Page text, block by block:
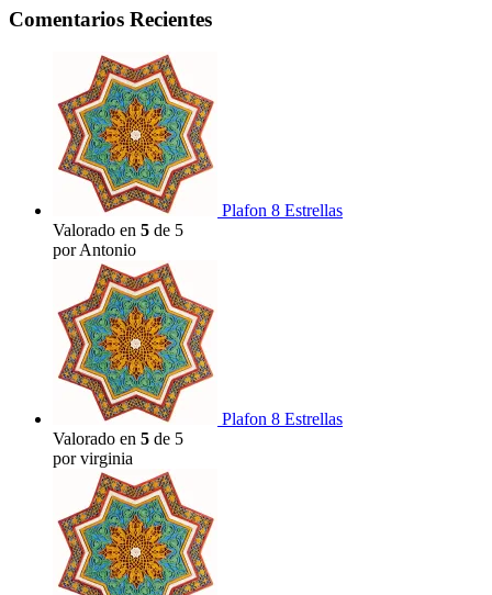
Comentarios Recientes
Plafon 8 Estrellas
Valorado en 5 de 5
por Antonio
Plafon 8 Estrellas
Valorado en 5 de 5
por virginia